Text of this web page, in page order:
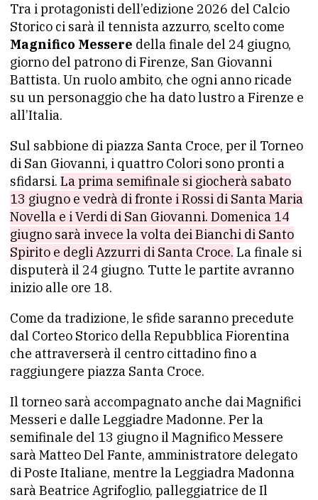
Tra i protagonisti dell’edizione 2026 del Calcio
Storico ci sarà il tennista azzurro, scelto come
Magnifico Messere della finale del 24 giugno,
giorno del patrono di Firenze, San Giovanni
Battista. Un ruolo ambito, che ogni anno ricade
su un personaggio che ha dato lustro a Firenze e
all’Italia.
Sul sabbione di piazza Santa Croce, per il Torneo
di San Giovanni, i quattro Colori sono pronti a
sfidarsi. La prima semifinale si giocherà sabato
13 giugno e vedrà di fronte i Rossi di Santa Maria
Novella e i Verdi di San Giovanni. Domenica 14
giugno sarà invece la volta dei Bianchi di Santo
Spirito e degli Azzurri di Santa Croce. La finale si
disputerà il 24 giugno. Tutte le partite avranno
inizio alle ore 18.
Come da tradizione, le sfide saranno precedute
dal Corteo Storico della Repubblica Fiorentina
che attraverserà il centro cittadino fino a
raggiungere piazza Santa Croce.
Il torneo sarà accompagnato anche dai Magnifici
Messeri e dalle Leggiadre Madonne. Per la
semifinale del 13 giugno il Magnifico Messere
sarà Matteo Del Fante, amministratore delegato
di Poste Italiane, mentre la Leggiadra Madonna
sarà Beatrice Agrifoglio, palleggiatrice de Il